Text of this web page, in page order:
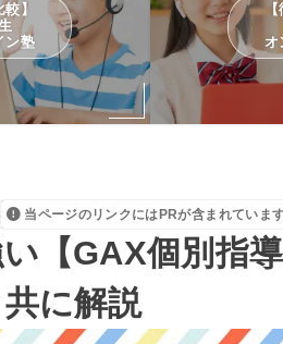
較】
ン塾
【
オ
当ページのリンクにはPRが含まれていま
【GAX個別指
に解説